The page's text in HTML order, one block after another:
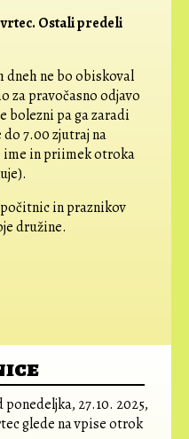
Ostali predeli
ne bo obiskoval
za pravočasno odjavo
bolezni pa ga zaradi
7.00 zjutraj na
ime in priimek otroka
in praznikov
družine.
27.10. 2025,
glede na vpise otrok